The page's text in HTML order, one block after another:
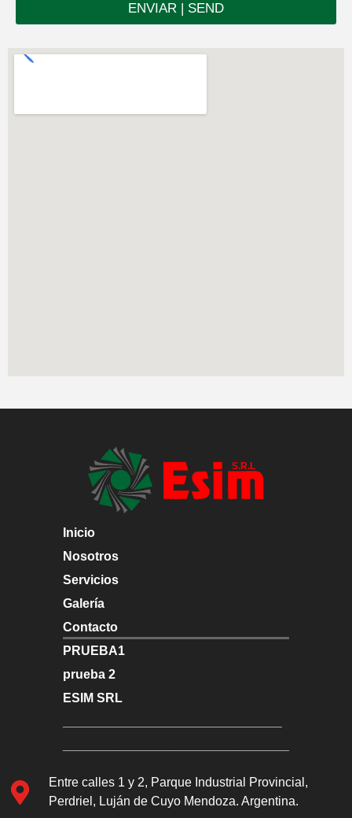
ENVIAR | SEND
Inicio
Nosotros
Servicios
Galería
Contacto
PRUEBA1
prueba 2
ESIM SRL
Entre calles 1 y 2, Parque Industrial Provincial,
Perdriel, Luján de Cuyo Mendoza. Argentina.